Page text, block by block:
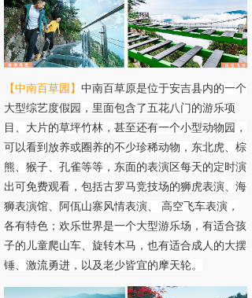
【中南百草园 】 中南百草原是位于安吉县内的一个
大型综艺度假园，里面包含了五花八门的游乐项
目、大片的草坪竹林，甚至还有一个小型动物园 ，
可以看到放养或圈养的不少珍稀动物，东北虎、棕
熊、猴子、孔雀等等，东面的表演区每天的定时演
出可免费观看，包括古罗马竞技场的狮虎表演、海
狮表演馆、阿佤山寨风情表演、 高空飞车表演，
各有特色； 欢乐世界是一个大型游乐场，有适合孩
子的儿童爬山车、旋转木马，也有适合成人的大摆
锤、激流勇进，以及老少皆宜的摩天轮。